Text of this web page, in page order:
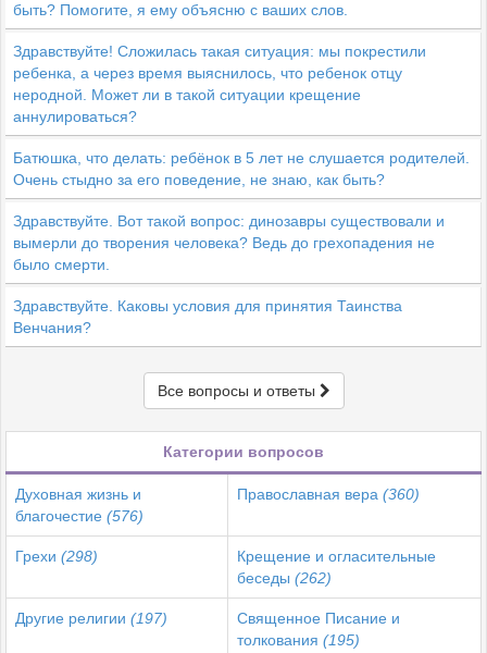
быть? Помогите, я ему объясню с ваших слов.
Здравствуйте! Сложилась такая ситуация: мы покрестили
ребенка, а через время выяснилось, что ребенок отцу
неродной. Может ли в такой ситуации крещение
аннулироваться?
Батюшка, что делать: ребёнок в 5 лет не слушается родителей.
Очень стыдно за его поведение, не знаю, как быть?
Здравствуйте. Вот такой вопрос: динозавры существовали и
вымерли до творения человека? Ведь до грехопадения не
было смерти.
Здравствуйте. Каковы условия для принятия Таинства
Венчания?
Все вопросы и ответы
Категории вопросов
Духовная жизнь и
благочестие (576)
Православная вера (360)
Грехи (298)
Крещение и огласительные
беседы (262)
Другие религии (197)
Священное Писание и
толкования (195)